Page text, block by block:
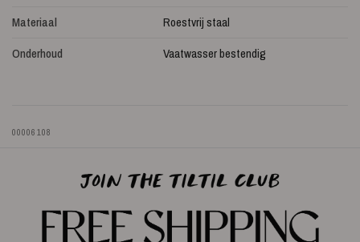
Materiaal
Roestvrij staal
Onderhoud
Vaatwasser bestendig
00006108